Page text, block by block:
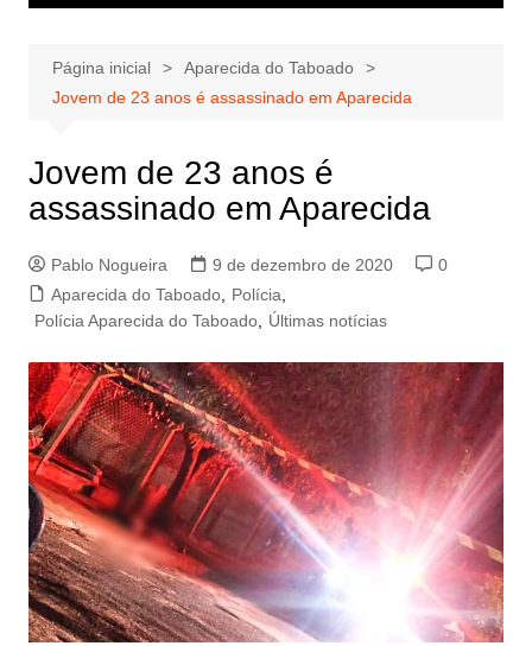
Página inicial
Aparecida do Taboado
Jovem de 23 anos é assassinado em Aparecida
Jovem de 23 anos é
assassinado em Aparecida
Pablo Nogueira 9 de dezembro de 2020
0
Aparecida do Taboado, Polícia
Polícia Aparecida do Taboado, Últimas notícias